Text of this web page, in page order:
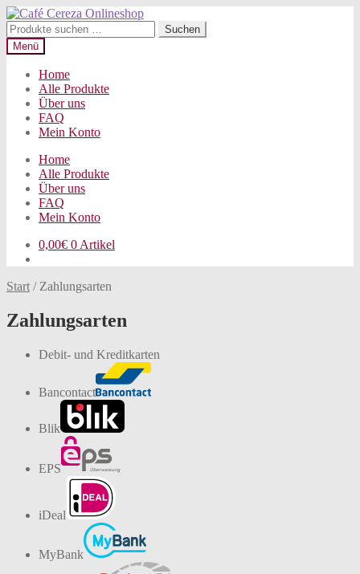
Zur
Navigation
springen
Zum
Inhalt
springen
Suchen
nach:
Suchen
Menü
Home
Alle Produkte
Über uns
FAQ
Mein Konto
Home
Alle Produkte
Über uns
FAQ
Mein Konto
0,00€ 0 Artikel
Start / Zahlungsarten
Zahlungsarten
Debit- und Kreditkarten
Bancontact
Blik
EPS
iDeal
MyBank